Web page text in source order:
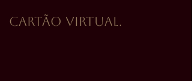
cartão virtual.